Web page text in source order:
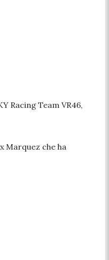
Racing Team VR46,
Marquez che ha